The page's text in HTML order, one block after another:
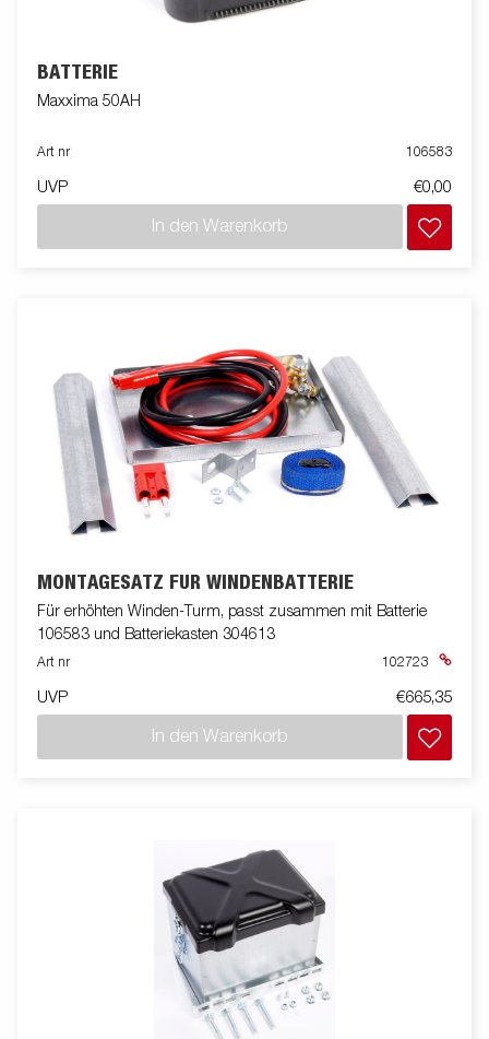
BATTERIE
Maxxima 50AH
Art nr 106583
UVP €0,00
In den Warenkorb
MONTAGESATZ FÜR WINDENBATTERIE
Für erhöhten Winden-Turm, passt zusammen mit Batterie
106583 und Batteriekasten 304613
Art nr 102723
UVP €665,35
In den Warenkorb